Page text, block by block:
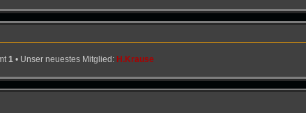
1• Unser neuestes Mitglied: H.Krause